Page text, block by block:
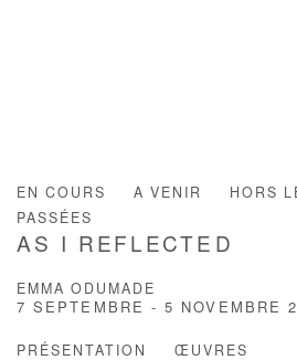
EN COURS A VENIR
HORS
PASSÉES
AS I REFLECTED
EMMA ODUMADE
7 SEPTEMBRE - 5 NOVEMBRE
PRÉSENTATION
ŒUVRES